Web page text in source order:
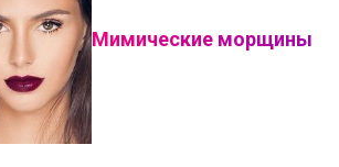
Мимические морщины